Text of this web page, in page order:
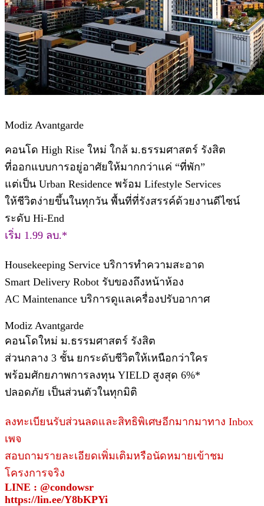
Modiz Avantgarde
คอนโด High Rise ใหม่ ใกล้ ม.ธรรมศาสตร์ รังสิต
ที่ออกแบบการอยู่อาศัยให้มากกว่าแค่ “ที่พัก”
แต่เป็น Urban Residence พร้อม Lifestyle Services
ให้ชีวิตง่ายขึ้นในทุกวัน พื้นที่ที่รังสรรค์ด้วยงานดีไซน์
ระดับ Hi-End
เริ่ม 1.99 ลบ.*
Housekeeping Service บริการทำความสะอาด
Smart Delivery Robot รับของถึงหน้าห้อง
AC Maintenance บริการดูแลเครื่องปรับอากาศ
Modiz Avantgarde
คอนโดใหม่ ม.ธรรมศาสตร์ รังสิต​
ส่วนกลาง 3 ชั้น ยกระดับชีวิตให้เหนือกว่าใคร
พร้อมศักยภาพการลงทุน YIELD สูงสุด 6%*
ปลอดภัย เป็นส่วนตัวในทุกมิติ
ลงทะเบียนรับส่วนลดและสิทธิพิเศษอีกมากมาทาง Inbox
เพจ
สอบถามรายละเอียดเพิ่มเติมหรือนัดหมายเข้าชม
โครงการจริง
LINE : @condowsr
https://lin.ee/Y8bKPYi